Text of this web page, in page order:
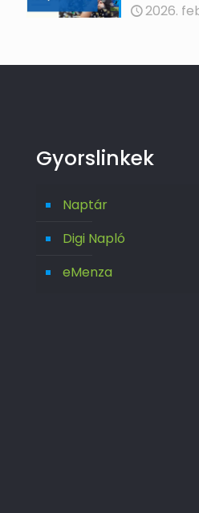
2026.
Gyorslinkek
Naptár
Digi Napló
eMenza